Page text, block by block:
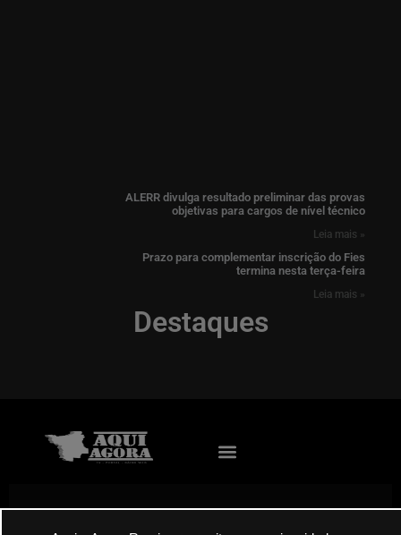
Destaques
ALERR divulga resultado preliminar das provas
objetivas para cargos de nível técnico
Leia mais »
Prazo para complementar inscrição do Fies
termina nesta terça-feira
Leia mais »